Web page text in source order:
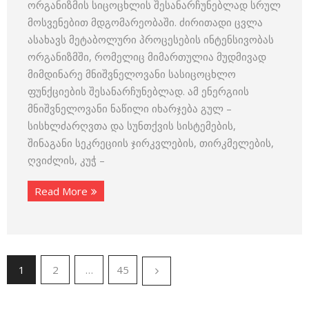
ორგანიზმის სიცოცხლის შესანარჩუნებლად სრულ
მოსვენებით მდგომარეობაში. ძირითადი ცვლა
ასახავს მეტაბოლური პროცესების ინტენსივობას
ორგანიზმში, რომელიც მიმართულია მუდმივად
მიმდინარე მნიშვნელოვანი სასიცოცხლო
ფუნქციების შესანარჩუნებლად. ამ ენერგიის
მნიშვნელოვანი ნაწილი იხარჯება გულ –
სისხლძარღვთა და სუნთქვის სისტემების,
შინაგანი სეკრეციის ჯირკვლების, თირკმელების,
ღვიძლის, კუჭ –
Read More
1 2 … 45